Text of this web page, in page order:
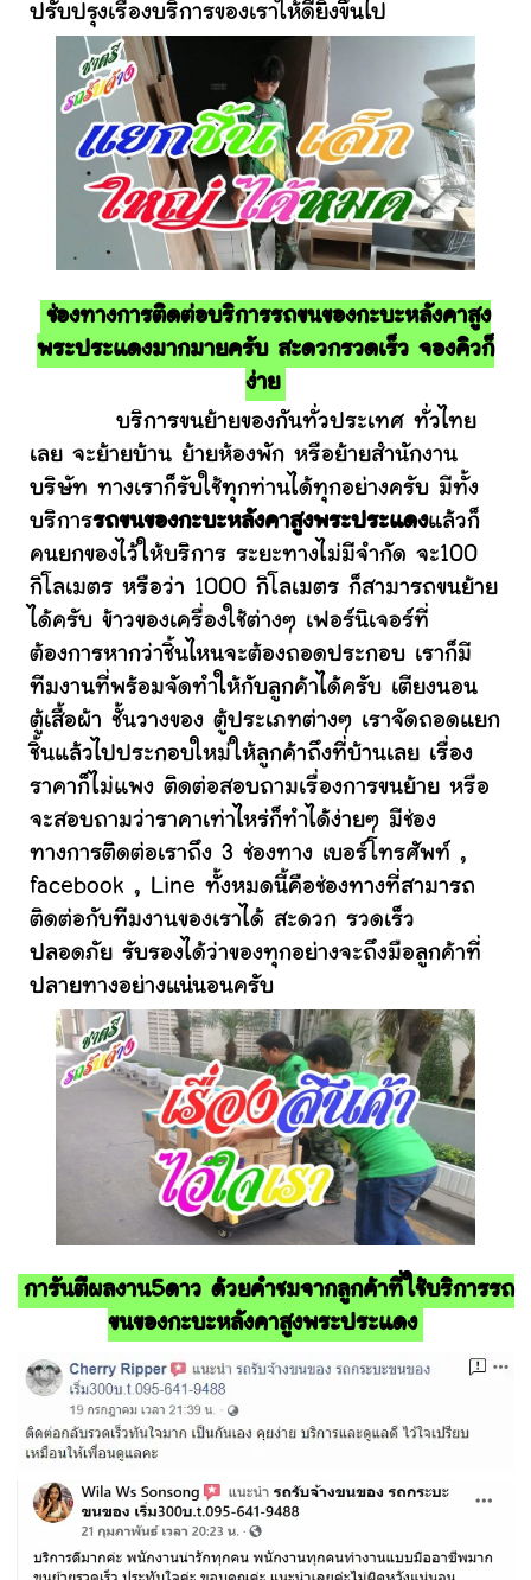
ปรับปรุงเรื่องบริการของเราให้ดียิ่งขึ้นไป
ช่องทางการติดต่อบริการรถขนของกะบะหลังคาสูง
พระประแดงมากมายครับ สะดวกรวดเร็ว จองคิวก็
ง่าย
บริการขนย้ายของกันทั่วประเทศ ทั่วไทย
เลย จะย้ายบ้าน ย้ายห้องพัก หรือย้ายสำนักงาน
บริษัท ทางเราก็รับใช้ทุกท่านได้ทุกอย่างครับ มีทั้ง
บริการรถขนของกะบะหลังคาสูงพระประแดงแล้วก็
คนยกของไว้ให้บริการ ระยะทางไม่มีจำกัด จะ100
กิโลเมตร หรือว่า 1000 กิโลเมตร ก็สามารถขนย้าย
ได้ครับ ข้าวของเครื่องใช้ต่างๆ เฟอร์นิเจอร์ที่
ต้องการหากว่าชิ้นไหนจะต้องถอดประกอบ เราก็มี
ทีมงานที่พร้อมจัดทำให้กับลูกค้าได้ครับ เตียงนอน
ตู้เสื้อผ้า ชั้นวางของ ตู้ประเภทต่างๆ เราจัดถอดแยก
ชิ้นแล้วไปประกอบใหม่ให้ลูกค้าถึงที่บ้านเลย เรื่อง
ราคาก็ไม่แพง ติดต่อสอบถามเรื่องการขนย้าย หรือ
จะสอบถามว่าราคาเท่าไหร่ก็ทำได้ง่ายๆ มีช่อง
ทางการติดต่อเราถึง 3 ช่องทาง เบอร์โทรศัพท์ ,
facebook , Line ทั้งหมดนี้คือช่องทางที่สามารถ
ติดต่อกับทีมงานของเราได้ สะดวก รวดเร็ว
ปลอดภัย รับรองได้ว่าของทุกอย่างจะถึงมือลูกค้าที่
ปลายทางอย่างแน่นอนครับ
การันตีผลงาน5ดาว ด้วยคำชมจากลูกค้าที่ใช้บริการรถ
ขนของกะบะหลังคาสูงพระประแดง